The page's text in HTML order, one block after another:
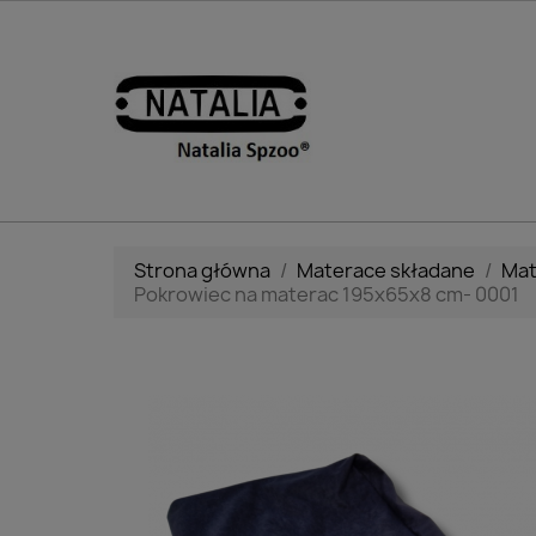
Strona główna Materace składane
Pokrowiec na materac 195x65x8 cm- 0001